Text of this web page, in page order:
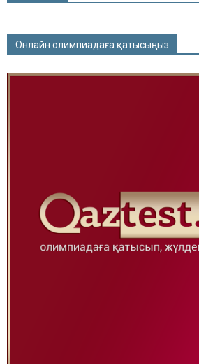
Онлайн олимпиадаға қатысыңыз